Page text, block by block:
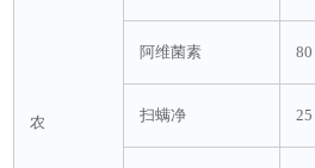
农
阿维菌素 80
扫螨净 25